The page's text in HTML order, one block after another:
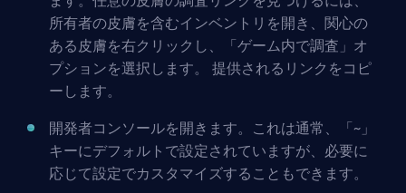
所有者の皮膚を含むインベントリを開き、関心の
ある皮膚を右クリックし、「ゲーム内で調査」オ
プションを選択します。 提供されるリンクをコピ
ーします。
開発者コンソールを開きます。これは通常、「~」
キーにデフォルトで設定されていますが、必要に
応じて設定でカスタマイズすることもできます。